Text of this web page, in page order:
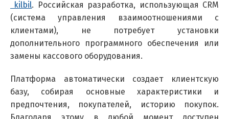
kilbil. Российская разработка, использующая CRM
(система управления взаимоотношениями с
клиентами), не потребует установки
дополнительного программного обеспечения или
замены кассового оборудования.
Платформа автоматически создает клиентскую
базу, собирая основные характеристики и
предпочтения, покупателей, историю покупок.
Благодаря этому в любой момент доступен